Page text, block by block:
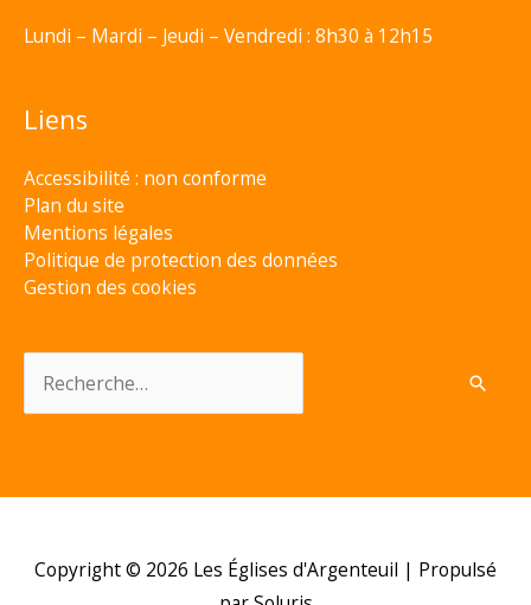
Lundi – Mardi – Jeudi – Vendredi : 8h30 à 12h15
Liens
Accessibilité : non conforme
Plan du site
Mentions légales
Politique de protection des données
Gestion des cookies
Copyright © 2026 Les Églises d'Argenteuil | Propulsé